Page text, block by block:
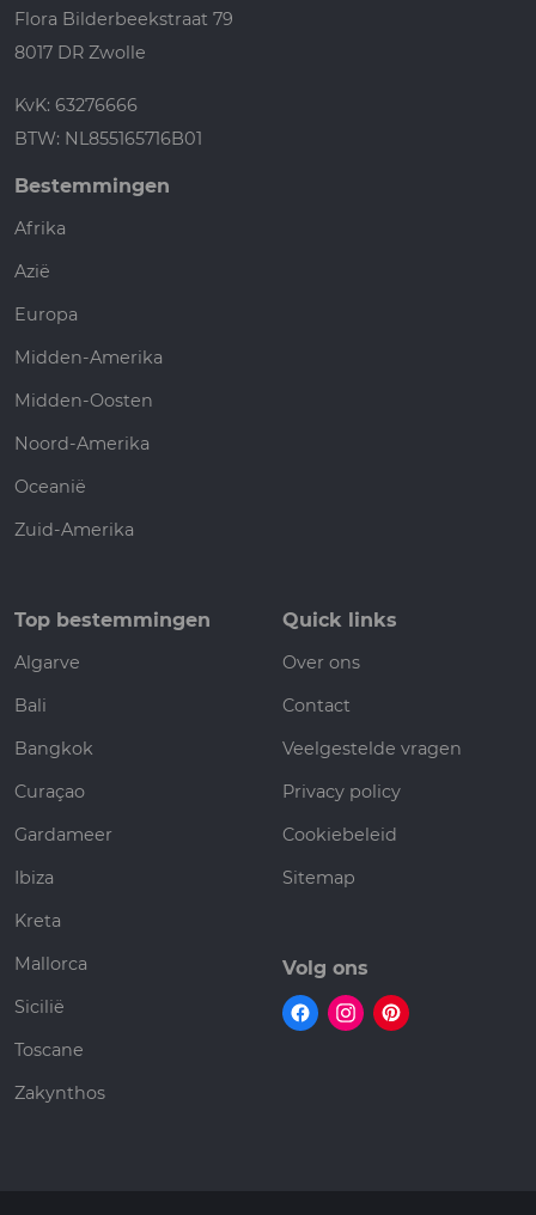
Flora Bilderbeekstraat 79
8017 DR Zwolle
KvK: 63276666
BTW: NL855165716B01
Bestemmingen
Afrika
Azië
Europa
Midden-Amerika
Midden-Oosten
Noord-Amerika
Oceanië
Zuid-Amerika
Top bestemmingen
Algarve
Bali
Bangkok
Curaçao
Gardameer
Ibiza
Kreta
Mallorca
Sicilië
Toscane
Zakynthos
Quick links
Over ons
Contact
Veelgestelde vragen
Privacy policy
Cookiebeleid
Sitemap
Volg ons